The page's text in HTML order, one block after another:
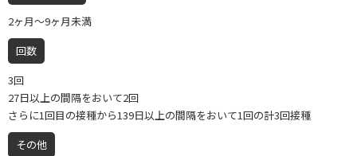
2ヶ月〜9ヶ月未満
回数
3回
27日以上の間隔をおいて2回
さらに1回目の接種から139日以上の間隔をおいて1回の計3回接種
その他